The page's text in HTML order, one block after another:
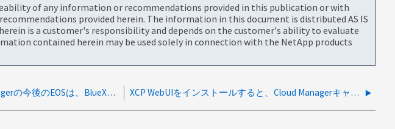
of any information or recommendations provided in this publication or with
provided herein. The information in this document is distributed AS IS
is a customer's responsibility and depends on the customer's ability to evaluate
contained herein may be used solely in connection with the NetApp products
GCP Cloud Deployment Managerの今後のEOSは、BlueXPのGCPリソースに影響しますか？ XCP WebUIをインストールすると、Cloud Managerキャンバスに作業環境が表示されなくなります